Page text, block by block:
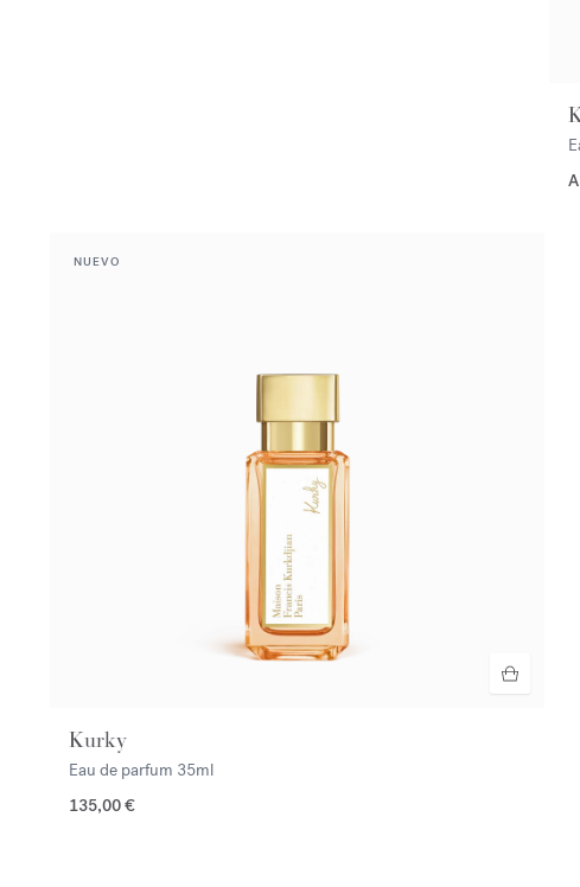
NUEVO
Kurky
Eau de parfum 35ml
135,00 €